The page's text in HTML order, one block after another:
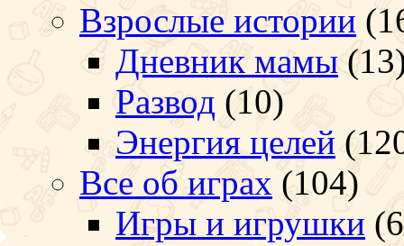
Взрослые истории
Дневник мамы
Развод (10)
Энергия целей
Все об играх (104)
Игры и игрушки